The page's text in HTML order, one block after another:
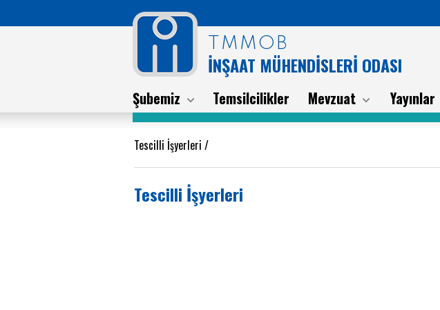
TMMOB
İNŞAAT MÜHENDİSLERİ ODASI
Şubemiz Temsilcilikler Mevzuat Yayınlar
Tescilli İşyerleri /
Tescilli İşyerleri